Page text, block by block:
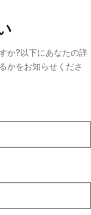
か?以下にあなたの詳
かをお知らせくださ